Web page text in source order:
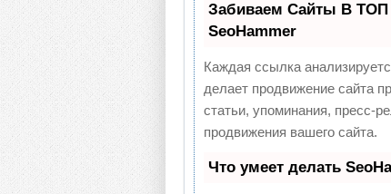
Забиваем Сайты В
SeoHammer
Каждая ссылка
делает продвижение сайта
статьи, упоминания, пресс-
продвижения вашего сайта.
Что умеет делать